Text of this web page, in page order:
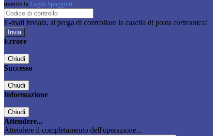
tramite la Login Spaggiari
E-mail inviata, si prega di controllare la casella di posta elettronica!
Errore
Chiudi
Successo
Chiudi
Informazione
Chiudi
Attendere...
Attendere il completamento dell'operazione...